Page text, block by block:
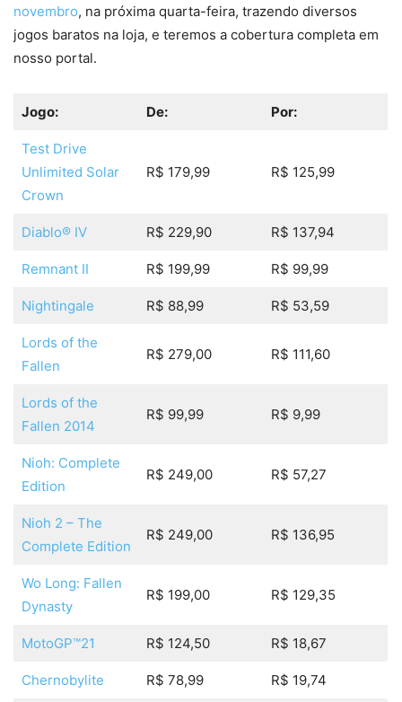
novembro, na próxima quarta-feira, trazendo diversos
jogos baratos na loja, e teremos a cobertura completa em
nosso portal.
Jogo: De: Por:
Test Drive
Unlimited Solar
Crown
R$ 179,99 R$ 125,99
Diablo® IV R$ 229,90 R$ 137,94
Remnant II R$ 199,99 R$ 99,99
Nightingale R$ 88,99 R$ 53,59
Lords of the
Fallen
R$ 279,00 R$ 111,60
Lords of the
Fallen 2014
R$ 99,99 R$ 9,99
Nioh: Complete
Edition
R$ 249,00 R$ 57,27
Nioh 2 – The
Complete Edition
R$ 249,00 R$ 136,95
Wo Long: Fallen
Dynasty
R$ 199,00 R$ 129,35
MotoGP™21 R$ 124,50 R$ 18,67
Chernobylite R$ 78,99 R$ 19,74